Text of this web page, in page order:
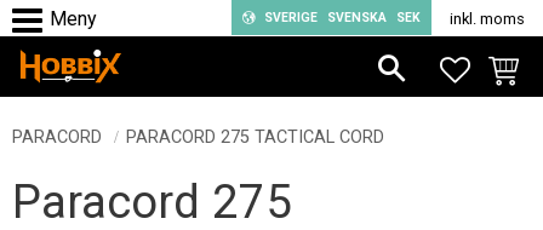
Meny
SVERIGE SVENSKA SEK inkl. moms
PARACORD PARACORD 275 TACTICAL CORD
Paracord 275